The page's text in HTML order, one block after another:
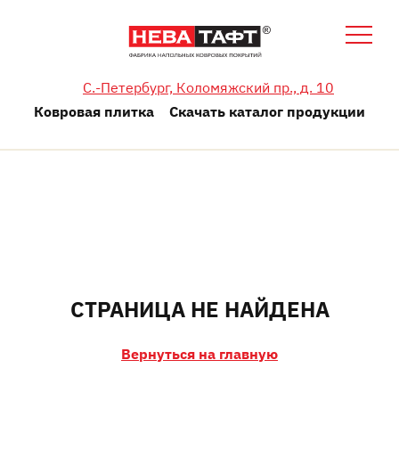
C.-Петербург, Коломяжский пр., д. 10
Ковровая плитка
Скачать каталог продукции
СТРАНИЦА НЕ НАЙДЕНА
Вернуться на главную